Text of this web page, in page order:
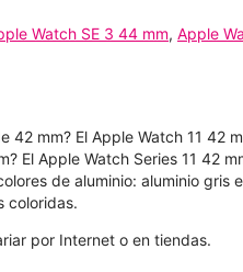
Watch SE 3 44 mm, Apple
42 mm? El Apple Watch 11 42
El Apple Watch Series 11 42
de aluminio: aluminio gris
coloridas.
por Internet o en tiendas.